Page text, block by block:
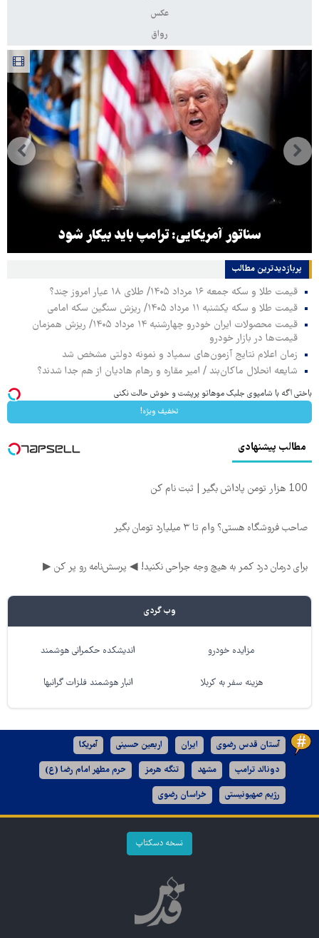
عکس
رواق
سناتور آمریکایی: ترامپ باید بیکار شود
پربازدیدترین‌ مطالب
قیمت طلا و سکه جمعه ۱۶ مرداد ۱۴۰۵/ طلای ۱۸ عیار امروز چند؟
قیمت طلا و سکه یکشنبه ۱۱ مرداد ۱۴۰۵/ ریزش سنگین سکه امامی
قیمت محصولات ایران خودرو چهارشنبه ۱۴ مرداد ۱۴۰۵/ ریزش همزمان
قیمت‌ها در بازار خودرو
زمان اعلام نتایج آزمون‌های سمپاد و نمونه دولتی مشخص شد
شایعه انحلال ماکان‌بند / امیر مقاره و رهام هادیان از هم جدا شدند؟
باختی اگه با شامپوی جلبک موهاتو پرپشت و خوش حالت نکنی
تخفیف ویژه!
مطالب پیشنهادی
100 هزار تومن پاداش بگیر | ثبت نام کن
صاحب فروشگاه هستی؟ وام تا ۳ میلیارد تومان بگیر
برای درمان درد کمر به هیچ وجه جراحی نکنید! ◀ پرسش‌نامه رو پر کن ▶
وب گردی
مزایده خودرو اندیشکده حکمرانی هوشمند
هزینه سفر به کربلا انبار هوشمند فلزات گرانبها
آستان قدس رضوی ایران اربعین حسینی آمریکا
دونالد ترامپ مشهد تنگه هرمز حرم مطهر امام رضا (ع)
رژیم صهیونیستی خراسان رضوی
نسخه دسکتاپ